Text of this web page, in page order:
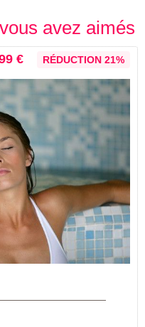
avez aimés
€ RÉDUCTION 21%